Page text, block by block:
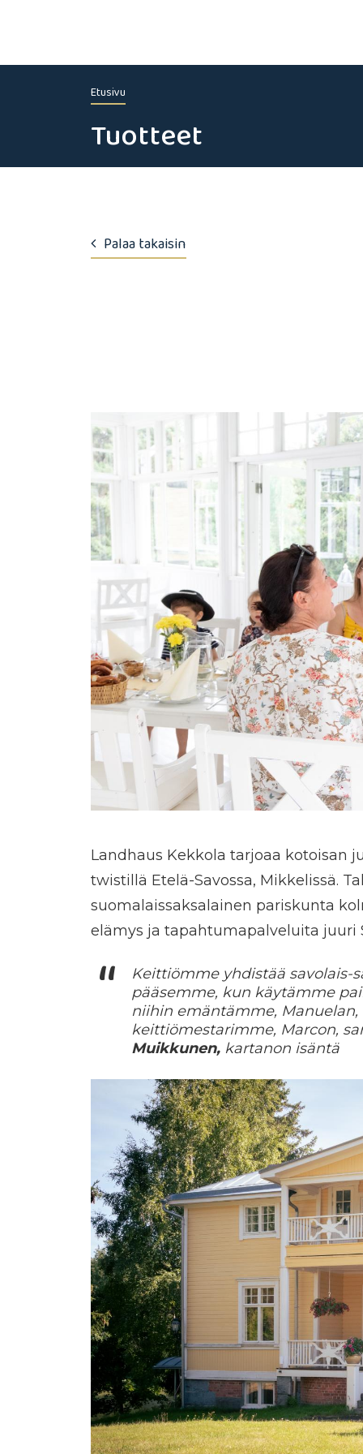
Etusivu
Tuotteet
Palaa takaisin
Landhaus Kekkola tarjoaa kotoisan
twistillä Etelä-Savossa, Mikkelissä.
suomalaissaksalainen pariskunta
elämys ja tapahtumapalveluita juuri
Keittiömme yhdistää savolais-
pääsemme, kun käytämme
niihin emäntämme,
keittiömestarimme, Marcon,
Muikkunen, kartanon isäntä